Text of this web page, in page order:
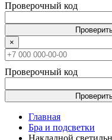
Проверочный код
×
Проверочный код
Главная
Бра и подсветки